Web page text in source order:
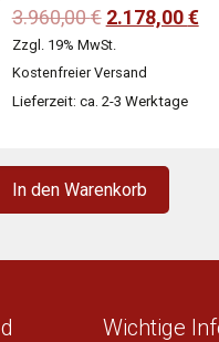
3.960,00€
Preis
war:
3.960,00 €
2.178,00€
Zzgl. 19% MwSt.
Kostenfreier Versand
Lieferzeit: ca. 2-3 Werktage
In den Warenkorb
Wichtige